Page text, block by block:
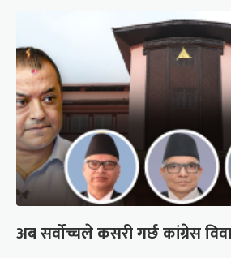
अब सर्वोच्चले कसरी गर्छ कांग्रेस